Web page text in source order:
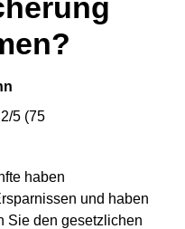
5 (75
haben
und haben
Sie den gesetzlichen